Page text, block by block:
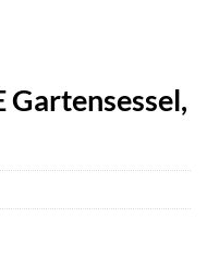
Gartensessel,